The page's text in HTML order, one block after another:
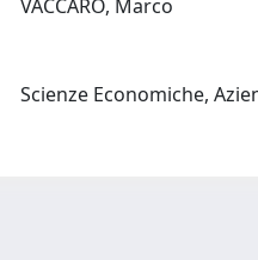
VACCARO, Marco
Scienze Economiche,